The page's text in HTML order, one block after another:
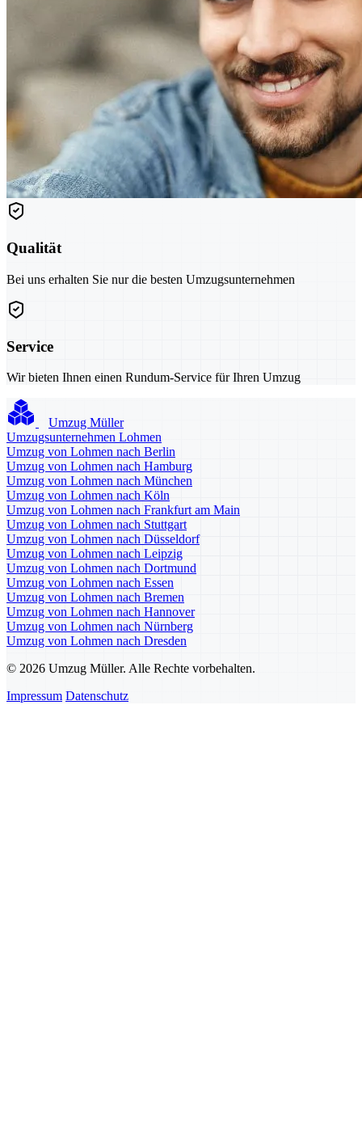
Qualität
Bei uns erhalten Sie nur die besten Umzugsunternehmen
Service
Wir bieten Ihnen einen Rundum-Service für Ihren Umzug
Umzug Müller
Umzugsunternehmen Lohmen
Umzug von Lohmen nach Berlin
Umzug von Lohmen nach Hamburg
Umzug von Lohmen nach München
Umzug von Lohmen nach Köln
Umzug von Lohmen nach Frankfurt am Main
Umzug von Lohmen nach Stuttgart
Umzug von Lohmen nach Düsseldorf
Umzug von Lohmen nach Leipzig
Umzug von Lohmen nach Dortmund
Umzug von Lohmen nach Essen
Umzug von Lohmen nach Bremen
Umzug von Lohmen nach Hannover
Umzug von Lohmen nach Nürnberg
Umzug von Lohmen nach Dresden
© 2026 Umzug Müller. Alle Rechte vorbehalten.
Impressum Datenschutz